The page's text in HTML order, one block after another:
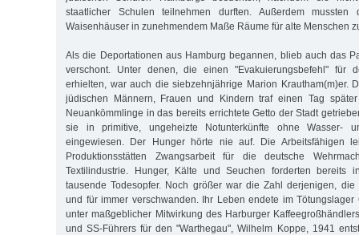
staatlicher Schulen teilnehmen durften. Außerdem mussten
Waisenhäuser in zunehmendem Maße Räume für alte Menschen
Als die Deportationen aus Hamburg begannen, blieb auch das
verschont. Unter denen, die einen "Evakuierungsbefehl" für
erhielten, war auch die siebzehnjährige Marion Krautham(m)er.
jüdischen Männern, Frauen und Kindern traf einen Tag
Neuankömmlinge in das bereits errichtete Getto der Stadt
sie in primitive, ungeheizte Notunterkünfte ohne Wasser-
eingewiesen. Der Hunger hörte nie auf. Die Arbeitsfähigen
Produktionsstätten Zwangsarbeit für die deutsche
Textilindustrie. Hunger, Kälte und Seuchen forderten bereits
tausende Todesopfer. Noch größer war die Zahl derjenigen, die
und für immer verschwanden. Ihr Leben endete im Tötungslager
unter maßgeblicher Mitwirkung des Harburger
und SS-Führers für den "Warthegau", Wilhelm Koppe, 1941